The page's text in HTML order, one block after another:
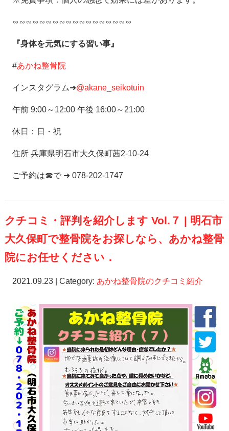
∽∽∽∽∽∽∽∽∽∽∽∽∽∽∽∽∽∽
『身体を元気にする習い事』
#あかね整骨院
インスタグラム➜@akane_seikotuin
午前 9:00～12:00 午後 16:00～21:00
休日：日・祝
住所 兵庫県明石市大久保町茜2-10-24
ご予約は☎で ➜ 078-202-1747
クチコミ・評判を紹介します Vol.７ | 明石市
大久保町で整骨院をお探しなら、あかね整骨
院にお任せください．
2021.09.23 | Category: あかね整骨院のクチコミ紹介